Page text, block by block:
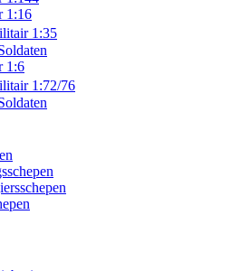
1:16
1:35
1:6
1:72/76